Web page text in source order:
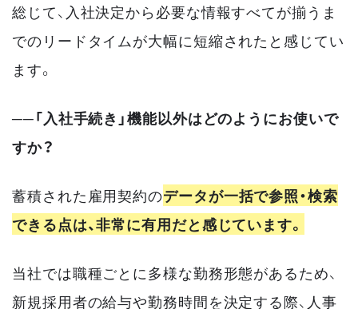
総じて、入社決定から必要な情報すべてが揃うま
でのリードタイムが大幅に短縮されたと感じてい
ます。
──「入社手続き」機能以外はどのようにお使いで
すか？
蓄積された雇用契約のデータが一括で参照・検索
できる点は、非常に有用だと感じています。
当社では職種ごとに多様な勤務形態があるため、
新規採用者の給与や勤務時間を決定する際、人事